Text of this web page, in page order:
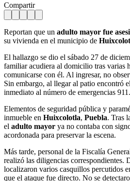
Compartir
Reportan que un adulto mayor fue
su vivienda en el municipio de
El hallazgo se dio el sábado 27 de
familiar acudiera al domicilio tras varias
comunicarse con él. Al ingresar, no
Sin embargo, al llegar al patio encontró el
inmediato al número de emergencias 911.
Elementos de seguridad pública y
inmueble en Huixcolotla, Puebla. Tras
el adulto mayor ya no contaba con
acordonada para preservar la escena.
Más tarde, personal de la Fiscalía
realizó las diligencias correspondientes.
localizaron varios casquillos percutidos
que el ataque fue directo. No se